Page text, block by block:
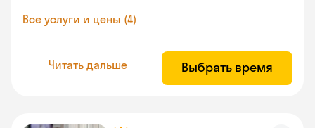
Все услуги и цены (4)
Читать дальше Выбрать время